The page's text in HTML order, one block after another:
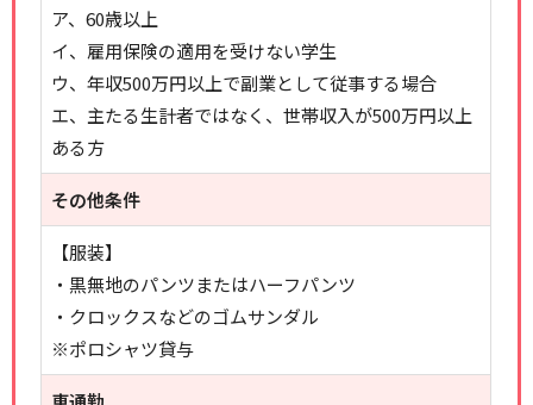
ア、60歳以上
イ、雇用保険の適用を受けない学生
ウ、年収500万円以上で副業として従事する場合
エ、主たる生計者ではなく、世帯収入が500万円以上
ある方
その他条件
【服装】
・黒無地のパンツまたはハーフパンツ
・クロックスなどのゴムサンダル
※ポロシャツ貸与